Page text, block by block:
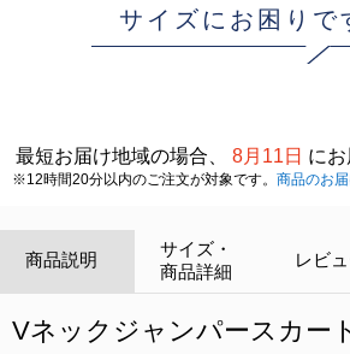
サイズにお困りで
最短お届け地域の場合、 8月11日 にお
※12時間20分以内のご注文が対象です。 商品のお
商品説明
サイズ・
商品詳細
レビ
Vネックジャンパースカー